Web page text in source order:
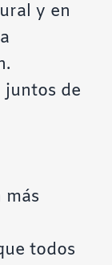
y en
de
más
todos